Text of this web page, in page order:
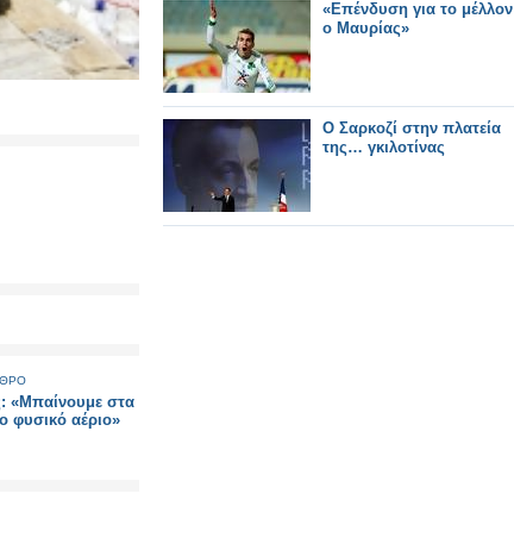
«Μπαίνουμε στα
φυσικό αέριο»
«Επένδυση για το μέλλον
ο Μαυρίας»
Ο Σαρκοζί στην πλατεία
της… γκιλοτίνας